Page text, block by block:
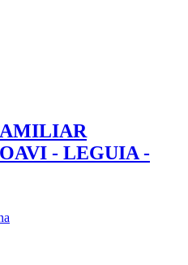
- LEGUIA -